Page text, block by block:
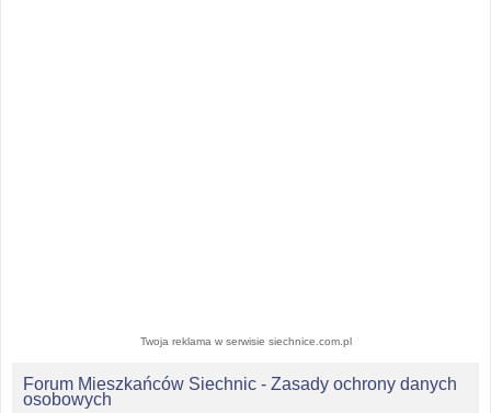
Twoja reklama w serwisie siechnice.com.pl
Forum Mieszkańców Siechnic - Zasady ochrony danych
osobowych